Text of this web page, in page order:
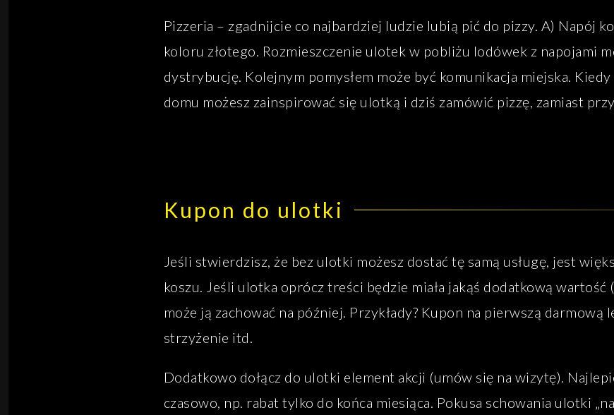
Pizzeria – zgadnijcie co najbardziej ludzie lubią pić do pizzy. A) Napój
koloru złotego. Rozmieszczenie ulotek w pobliżu lodówek z napojami
dystrybucję. Kolejnym pomysłem może być komunikacja miejska.
domu możesz zainspirować się ulotką i dziś zamówić pizzę, zamiast
Kupon do ulotki
Jeśli stwierdzisz, że bez ulotki możesz dostać tę samą usługę, jest
koszu. Jeśli ulotka oprócz treści będzie miała jakąś dodatkową
może ją zachować na później. Przykłady? Kupon na pierwszą darmową
strzyżenie itd.
Dodatkowo dołącz do ulotki element akcji (umów się na wizytę).
czasowo, np. rabat tylko do końca miesiąca. Pokusa schowania ulotki